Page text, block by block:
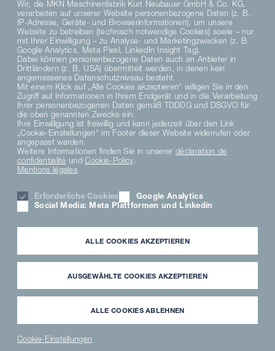
DE
DATENSCHUTZHINWEISE
DATENSCHUTZERKLÄRUNG SOCIAL MEDIA
AVIS DE CONFIDENTIALITÉ
HINWEISGEBERSYSTEM
PARAMÈTRES DES COOKIES
NEWSLETTER
TÉLÉCHARGEMENT
Wir, die MKN Maschinenfabrik Kurt Neubauer GmbH & Co. KG,
verarbeiten auf unserer Website personenbezogene Daten (z. B.
IP-Adresse, Geräte- und Browserinformationen), um unsere
Website zu betreiben (technisch notwendige Cookies) sowie – nur
mit Ihrer Einwilligung – zu Analyse- und Marketingzwecken (z. B.
Google Analytics, Meta Pixel, LinkedIn Insight Tag).
Dabei können personenbezogene Daten auch an Anbieter in
Drittländern (z. B. USA) übermittelt werden, in denen kein
angemessenes Datenschutzniveau besteht.
Mit einem Klick auf „Alle Cookies akzeptieren“ willigen Sie in den
Zugriff auf Informationen in Ihrem Endgerät und in die Verarbeitung
Ihrer personenbezogenen Daten gemäß TDDDG und DSGVO für
die oben genannten Zwecke ein.
Ihre Einwilligung ist freiwillig und kann jederzeit über den Link
„Cookie-Einstellungen“ im Footer dieser Website widerrufen oder
angepasst werden.
Weitere Informationen finden Sie in unsererdéclaration de
confidentialité undCookie-Policy.
Mentions légales
Erforderliche Cookies
Google Analytics
Social Media: Meta Plattformen und Linkedin
ALLE COOKIES AKZEPTIEREN
AUSGEWÄHLTE COOKIES AKZEPTIEREN
ALLE COOKIES ABLEHNEN
Cookie-Einstellungen